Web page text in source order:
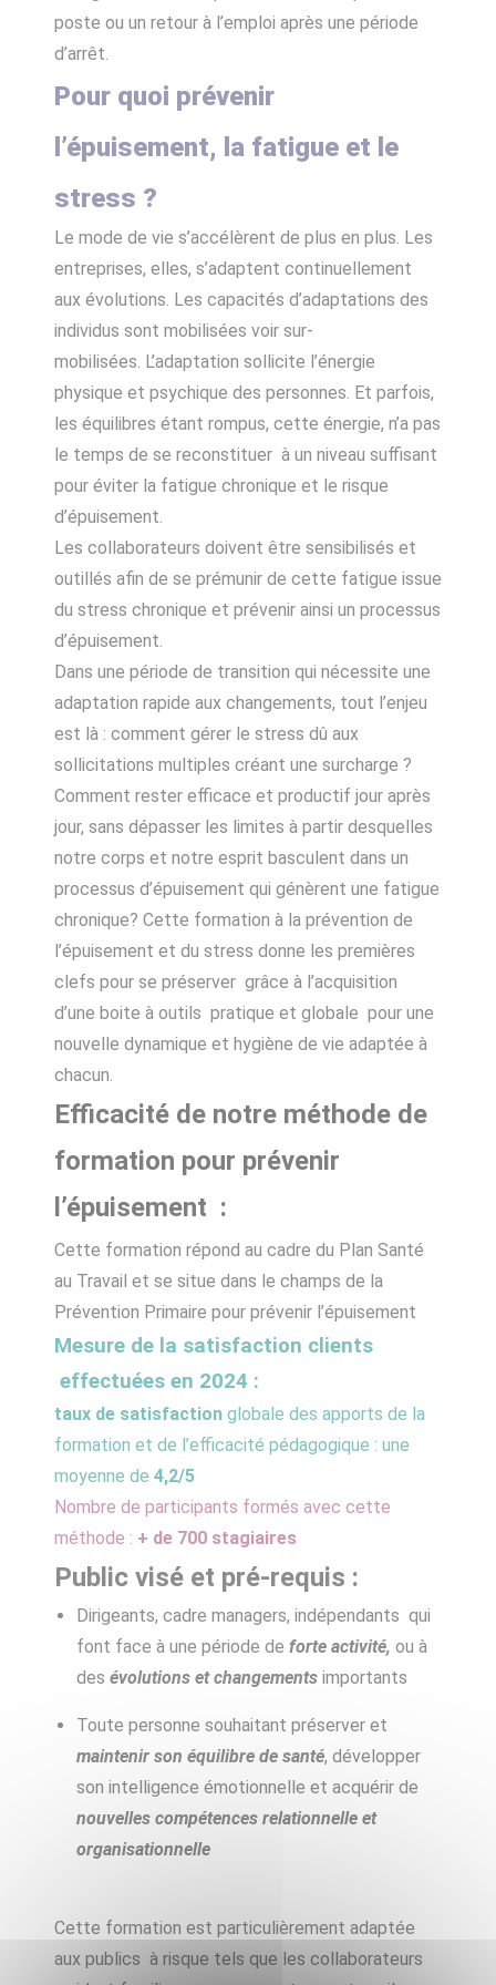
poste ou un retour à l’emploi après une période
d’arrêt.
Pour quoi prévenir
l’épuisement, la fatigue et le
stress ?
Le mode de vie s’accélèrent de plus en plus. Les
entreprises, elles, s’adaptent continuellement
aux évolutions. Les capacités d’adaptations des
individus sont mobilisées voir sur-
mobilisées. L’adaptation sollicite l’énergie
physique et psychique des personnes. Et parfois,
les équilibres étant rompus, cette énergie, n’a pas
le temps de se reconstituer à un niveau suffisant
pour éviter la fatigue chronique et le risque
d’épuisement.
Les collaborateurs doivent être sensibilisés et
outillés afin de se prémunir de cette fatigue issue
du stress chronique et prévenir ainsi un processus
d’épuisement.
Dans une période de transition qui nécessite une
adaptation rapide aux changements, tout l’enjeu
est là : comment gérer le stress dû aux
sollicitations multiples créant une surcharge ?
Comment rester efficace et productif jour après
jour, sans dépasser les limites à partir desquelles
notre corps et notre esprit basculent dans un
processus d’épuisement qui génèrent une fatigue
chronique? Cette formation à la prévention de
l’épuisement et du stress donne les premières
clefs pour se préserver grâce à l’acquisition
d’une boite à outils pratique et globale pour une
nouvelle dynamique et hygiène de vie adaptée à
chacun.
Efficacité de notre méthode de
formation pour prévenir
l’épuisement :
Cette formation répond au cadre du Plan Santé
au Travail et se situe dans le champs de la
Prévention Primaire pour prévenir l’épuisement
Mesure de la satisfaction clients
effectuées en 2024 :
taux de satisfactionglobale des apports de la
formation et de l’efficacité pédagogique : une
moyenne de 4,2/5
Nombre de participants formés avec cette
méthode : + de 700 stagiaires
Public visé et pré-requis :
Dirigeants, cadre managers, indépendants qui
font face à une période de forte activité, ou à
des évolutions et changementsimportants
Toute personne souhaitant préserver et
maintenir son équilibre de santé, développer
son intelligence émotionnelle et acquérir de
nouvelles compétences relationnelle et
organisationnelle
Cette formation est particulièrement adaptée
aux publics à risque tels que les collaborateurs